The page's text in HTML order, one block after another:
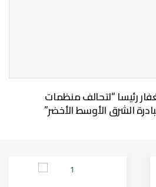
رئيسا “لتحالف منظمات
الشرق الأوسط الأخضر”